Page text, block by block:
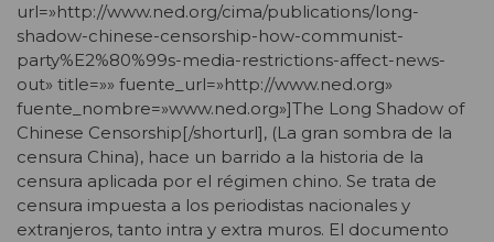
url=»http://www.ned.org/cima/publications/long-
shadow-chinese-censorship-how-communist-
party%E2%80%99s-media-restrictions-affect-news-
out» title=»» fuente_url=»http://www.ned.org»
fuente_nombre=»www.ned.org»]The Long Shadow of
Chinese Censorship[/shorturl], (La gran sombra de la
censura China), hace un barrido a la historia de la
censura aplicada por el régimen chino. Se trata de
censura impuesta a los periodistas nacionales y
extranjeros, tanto intra y extra muros. El documento